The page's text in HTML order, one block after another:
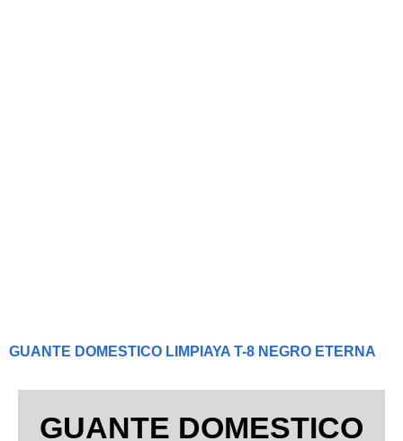
GUANTE DOMESTICO LIMPIAYA T-8 NEGRO ETERNA
GUANTE DOMESTICO